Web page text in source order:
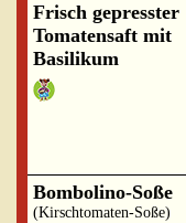
Frisch gepresster
Tomatensaft mit
Basilikum
Bombolino-Soße
(Kirschtomaten-Soße)